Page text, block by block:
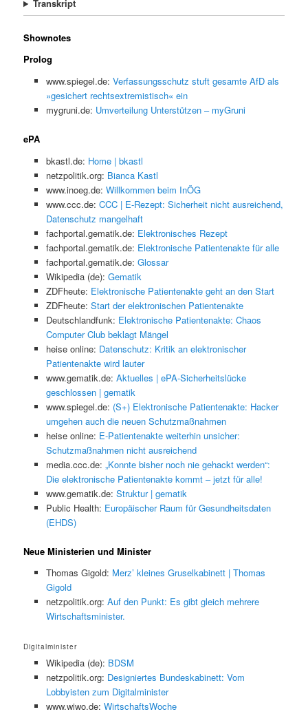
Transkript
Shownotes
Prolog
www.spiegel.de: Verfassungsschutz stuft gesamte AfD als
»gesichert rechtsextremistisch« ein
mygruni.de: Umverteilung Unterstützen – myGruni
ePA
bkastl.de: Home | bkastl
netzpolitik.org: Bianca Kastl
www.inoeg.de: Willkommen beim InÖG
www.ccc.de: CCC | E-Rezept: Sicherheit nicht ausreichend,
Datenschutz mangelhaft
fachportal.gematik.de: Elektronisches Rezept
fachportal.gematik.de: Elektronische Patientenakte für alle
fachportal.gematik.de: Glossar
Wikipedia (de): Gematik
ZDFheute: Elektronische Patientenakte geht an den Start
ZDFheute: Start der elektronischen Patientenakte
Deutschlandfunk: Elektronische Patientenakte: Chaos
Computer Club beklagt Mängel
heise online: Datenschutz: Kritik an elektronischer
Patientenakte wird lauter
www.gematik.de: Aktuelles | ePA-Sicherheitslücke
geschlossen | gematik
www.spiegel.de: (S+) Elektronische Patientenakte: Hacker
umgehen auch die neuen Schutzmaßnahmen
heise online: E-Patientenakte weiterhin unsicher:
Schutzmaßnahmen nicht ausreichend
media.ccc.de: „Konnte bisher noch nie gehackt werden“:
Die elektronische Patientenakte kommt – jetzt für alle!
www.gematik.de: Struktur | gematik
Public Health: Europäischer Raum für Gesundheitsdaten
(EHDS)
Neue Ministerien und Minister
Thomas Gigold: Merz’ kleines Gruselkabinett | Thomas
Gigold
netzpolitik.org: Auf den Punkt: Es gibt gleich mehrere
Wirtschaftsminister.
Digitalminister
Wikipedia (de): BDSM
netzpolitik.org: Designiertes Bundeskabinett: Vom
Lobbyisten zum Digitalminister
www.wiwo.de: WirtschaftsWoche